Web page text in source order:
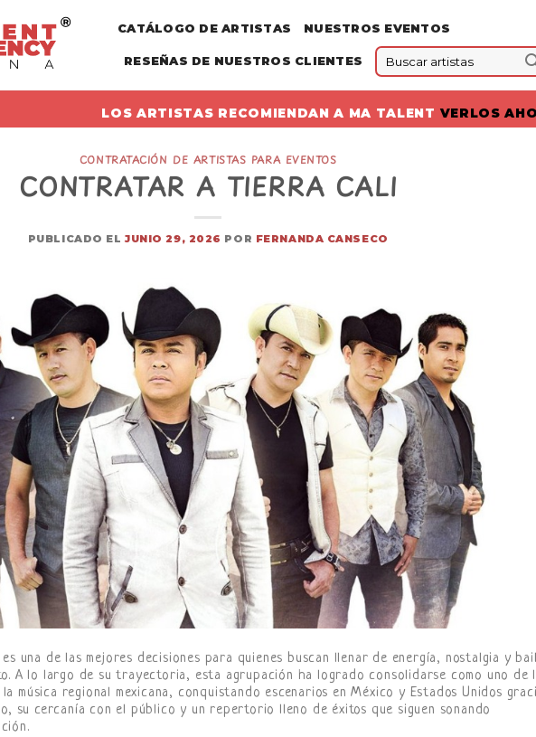
CATÁLOGO DE ARTISTAS NUESTROS EVENTOS
RESEÑAS DE NUESTROS CLIENTES
LOS ARTISTAS RECOMIENDAN A MA TALENT VERLOS
CONTRATACIÓN DE ARTISTAS PARA EVENTOS
CONTRATAR A TIERRA CALI
PUBLICADO ELJUNIO 29, 2026 POR FERNANDA CANSECO
es una de las mejores decisiones para quienes buscan llenar de energía, nostalgia y
A lo largo de su trayectoria, esta agrupación ha logrado consolidarse como uno de
la música regional mexicana, conquistando escenarios en México y Estados Unidos
su cercanía con el público y un repertorio lleno de éxitos que siguen sonando